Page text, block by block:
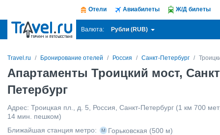
Отели Авиабилеты Ж/Д билеты
Валюта: Рубли (RUB)
Travel.ru Бронирование отелей Россия Санкт-Петербург
Апартаменты Троицкий мост,
Петербург
Адрес: Троицкая пл., д. 5 Россия Санкт-Петербург (1 км 700
14 мин. пешком)
Ближайшая станция метро:
Горьковская (500 м)